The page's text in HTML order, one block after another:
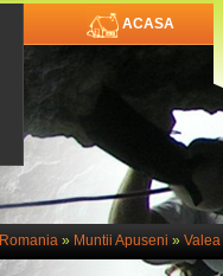
ACASA
Romania» Muntii Apuseni »